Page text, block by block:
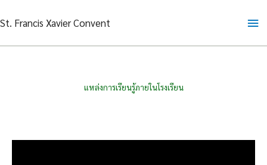
to
St. Francis Xavier Convent
แหล่งการเรียนรู้ภายในโรงเรียน